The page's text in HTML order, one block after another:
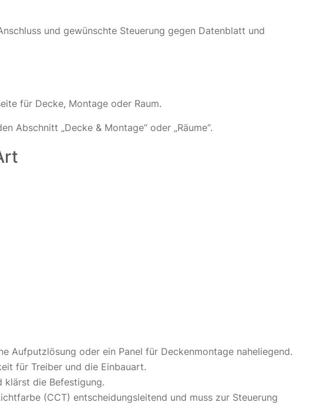
und gewünschte Steuerung gegen Datenblatt und
für Decke, Montage oder Raum.
Abschnitt „Decke & Montage“ oder „Räume“.
Aufputzlösung oder ein Panel für Deckenmontage naheliegend.
für Treiber und die Einbauart.
klärst die Befestigung.
(CCT) entscheidungsleitend und muss zur Steuerung